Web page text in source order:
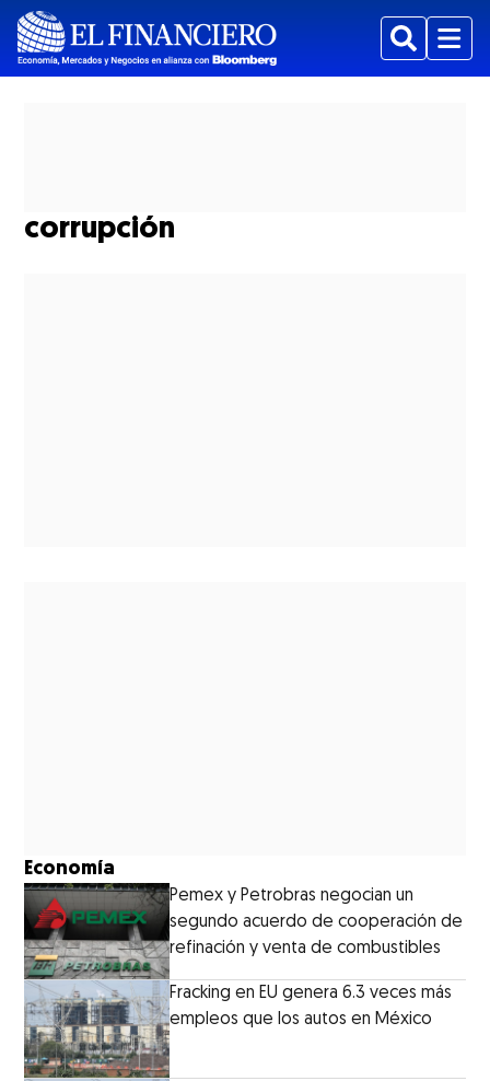
BuscarMenu
corrupción
Economía
Pemex y Petrobras negocian un
segundo acuerdo de cooperación de
refinación y venta de combustibles
Fracking en EU genera 6.3 veces más
empleos que los autos en México